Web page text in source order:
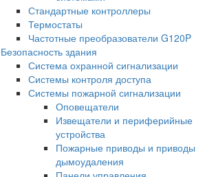
Стандартные контроллеры
Термостаты
Частотные преобразователи G120P
Безопасность здания
Система охранной сигнализации
Системы контроля доступа
Системы пожарной сигнализации
Оповещатели
Извещатели и периферийные
устройства
Пожарные приводы и приводы
дымоудаления